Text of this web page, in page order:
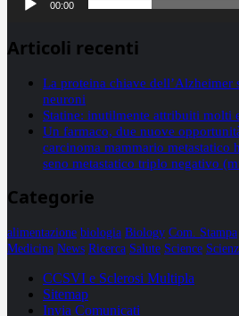
00:00
Articoli recenti
La proteina chiave dell’Alzheimer
neuroni
Statine: inutilmente attribuiti molti
Un farmaco, due nuove
carcinoma mammario metastatico
seno metastatico triplo negativo
Categorie
alimentazione biologia Biology Com. Stampa
Medicina News Ricerca Salute Science
CCSVI e Sclerosi Multipla
Sitemap
Invia Comunicati